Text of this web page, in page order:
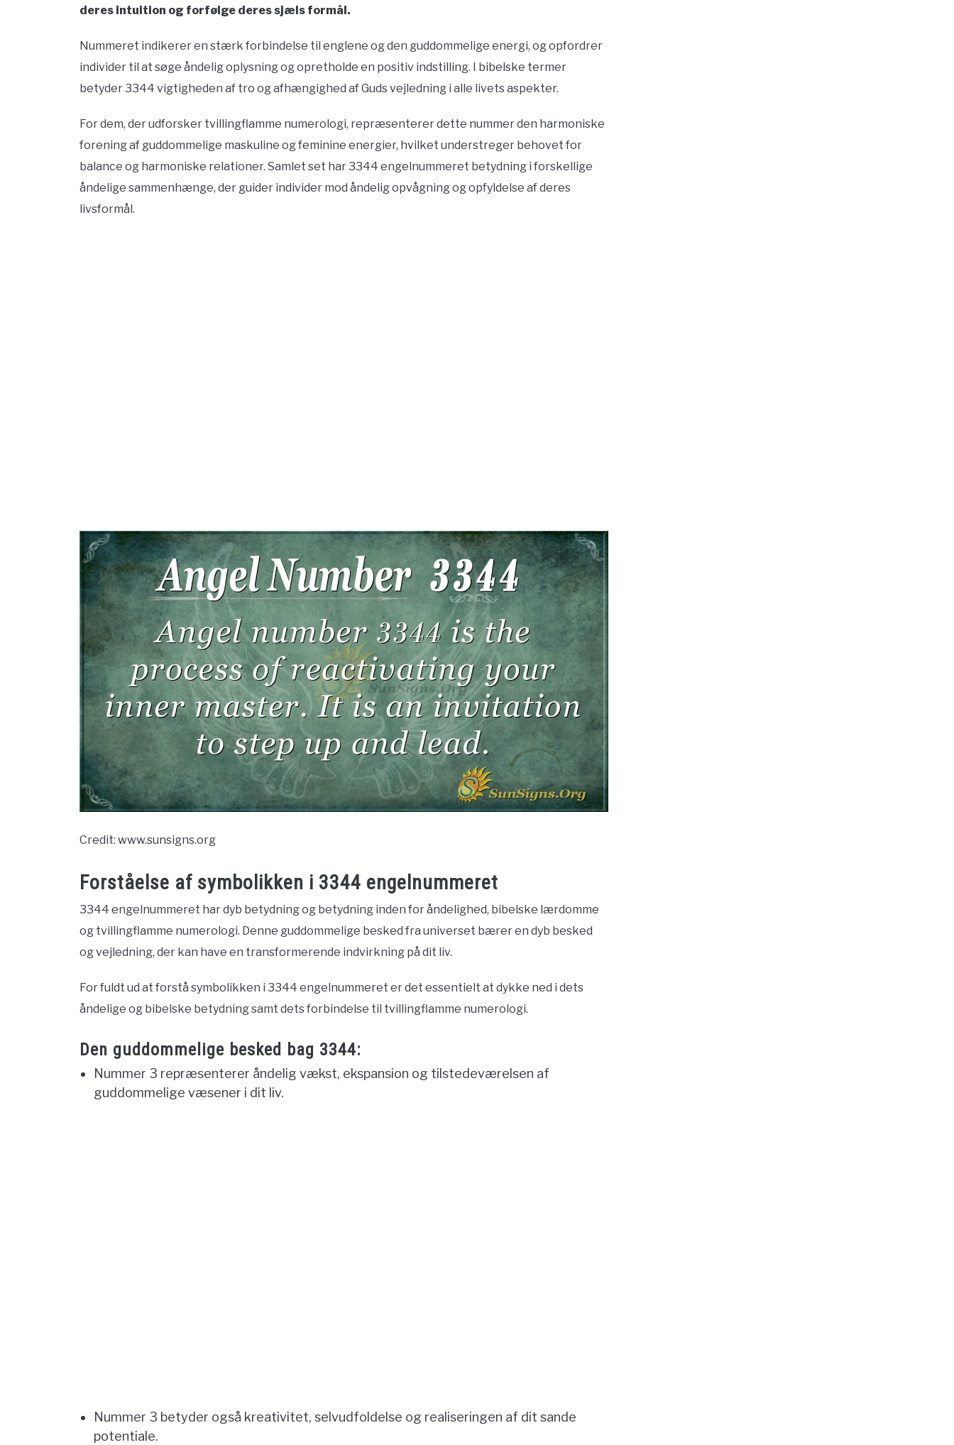
deres intuition og forfølge deres sjæls formål.
Nummeret indikerer en stærk forbindelse til englene og den guddommelige energi, og opfordrer
individer til at søge åndelig oplysning og opretholde en positiv indstilling. I bibelske termer
betyder 3344 vigtigheden af tro og afhængighed af Guds vejledning i alle livets aspekter.
For dem, der udforsker tvillingflamme numerologi, repræsenterer dette nummer den harmoniske
forening af guddommelige maskuline og feminine energier, hvilket understreger behovet for
balance og harmoniske relationer. Samlet set har 3344 engelnummeret betydning i forskellige
åndelige sammenhænge, der guider individer mod åndelig opvågning og opfyldelse af deres
livsformål.
Credit: www.sunsigns.org
Forståelse af symbolikken i 3344 engelnummeret
3344 engelnummeret har dyb betydning og betydning inden for åndelighed, bibelske lærdomme
og tvillingflamme numerologi. Denne guddommelige besked fra universet bærer en dyb besked
og vejledning, der kan have en transformerende indvirkning på dit liv.
For fuldt ud at forstå symbolikken i 3344 engelnummeret er det essentielt at dykke ned i dets
åndelige og bibelske betydning samt dets forbindelse til tvillingflamme numerologi.
Den guddommelige besked bag 3344:
Nummer 3 repræsenterer åndelig vækst, ekspansion og tilstedeværelsen af
guddommelige væsener i dit liv.
Nummer 3 betyder også kreativitet, selvudfoldelse og realiseringen af dit sande
potentiale.